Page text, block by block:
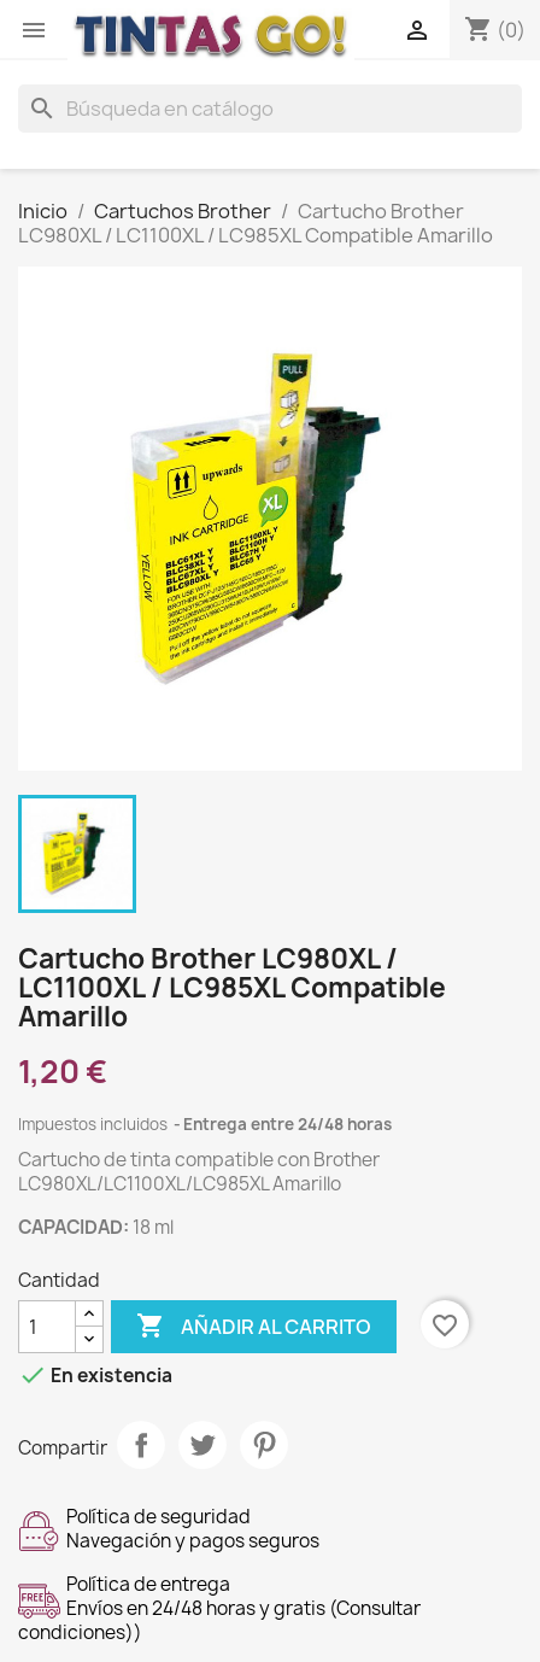
 shopping_cart (0)

search
Inicio Cartuchos Brother
Cartucho Brother
LC980XL / LC1100XL / LC985XL Compatible Amarillo
Cartucho Brother LC980XL /
LC1100XL / LC985XL Compatible
Amarillo
1,20 €
Impuestos incluidos Entrega entre 24/48 horas
Cartucho de tinta compatible con Brother
LC980XL/LC1100XL/LC985XL Amarillo
CAPACIDAD: 18 ml
Cantidad
 AÑADIR AL CARRITO
favorite_border
 En existencia
Compartir
Política de seguridad
Navegación y pagos seguros
Política de entrega
Envíos en 24/48 horas y gratis (Consultar
condiciones))